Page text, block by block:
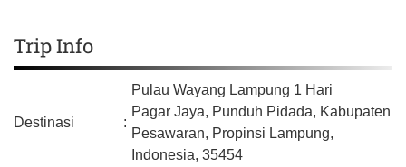
Trip Info
Destinasi :
Pulau Wayang Lampung 1 Hari
Pagar Jaya, Punduh Pidada, Kabupaten
Pesawaran, Propinsi Lampung,
Indonesia, 35454